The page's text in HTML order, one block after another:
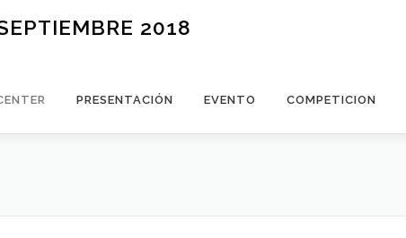
2018
PRESENTACIÓN EVENTO COMPETICION